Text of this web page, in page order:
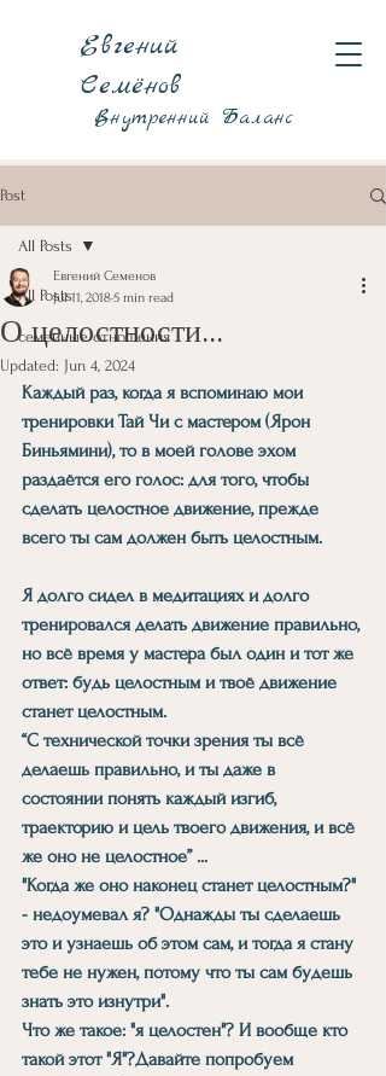
Внутренний Баланс
Евгений
Семёнов
Post
All Posts
семейные отношения
All Posts
О целостности...
Евгений Семенов
Jul 11, 20185 min read
Updated: Jun 4, 2024
Каждый раз, когда я вспоминаю мои
тренировки Тай Чи с мастером (Ярон
Биньямини), то в моей голове эхом
раздаётся его голос: для того, чтобы
сделать целостное движение, прежде
всего ты сам должен быть целостным.
Я долго сидел в медитациях и долго
тренировался делать движение правильно,
но всё время у мастера был один и тот же
ответ: будь целостным и твоё движение
станет целостным.
“С технической точки зрения ты всё
делаешь правильно, и ты даже в
состоянии понять каждый изгиб,
траекторию и цель твоего движения, и всё
же оно не целостное” ...
"Когда же оно наконец станет целостным?"
- недоумевал я? "Однажды ты сделаешь
это и узнаешь об этом сам, и тогда я стану
тебе не нужен, потому что ты сам будешь
знать это изнутри".
Что же такое: "я целостен"? И вообще кто
такой этот "Я"?Давайте попробуем